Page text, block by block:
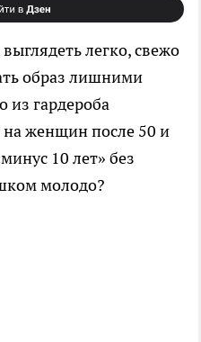
легко, свежо
образ лишними
из гардероба
на женщин после 50 и
10 лет» без
молодо?